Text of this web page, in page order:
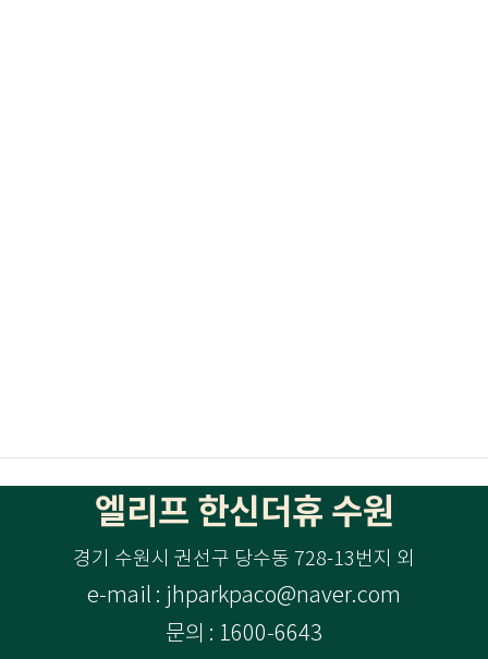
엘리프 한신더휴 수원
경기 수원시 권선구 당수동 728-13번지 외
e-mail : jhparkpaco@naver.com
문의 : 1600-6643